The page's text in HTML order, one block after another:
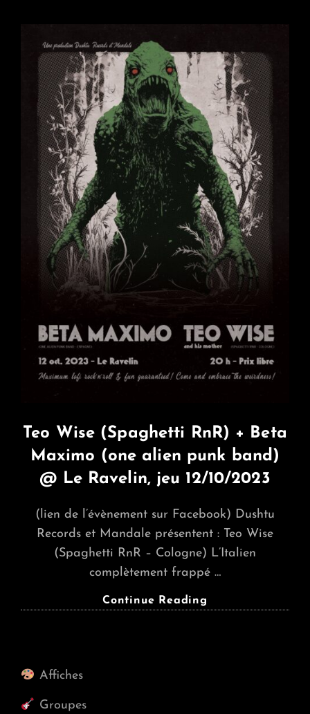
DJ
AcoK
(mix/scratch
Hip-
Hop)
@
La
Loupiote,
Sam
14/10/2023
Teo Wise (Spaghetti RnR) + Beta
Maximo (one alien punk band)
@ Le Ravelin, jeu 12/10/2023
(lien de l’évènement sur Facebook) Dushtu
Records et Mandale présentent : Teo Wise
(Spaghetti RnR – Cologne) L’Italien
complètement frappé …
Continue Reading
Affiches
Groupes